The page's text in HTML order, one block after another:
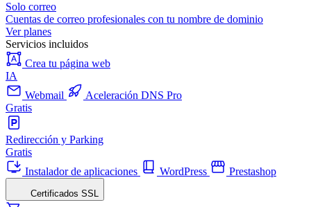
Solo correo
Cuentas de correo profesionales con tu nombre de dominio
Ver planes
Servicios incluidos
Crea tu página web
IA
Webmail
Aceleración DNS Pro
Gratis
Redirección y Parking
Gratis
Instalador de aplicaciones
WordPress Prestashop
Certificados SSL